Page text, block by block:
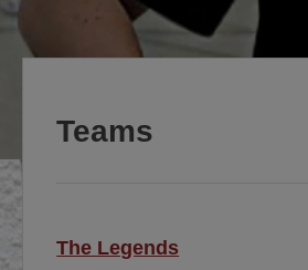
Teams
The Legends